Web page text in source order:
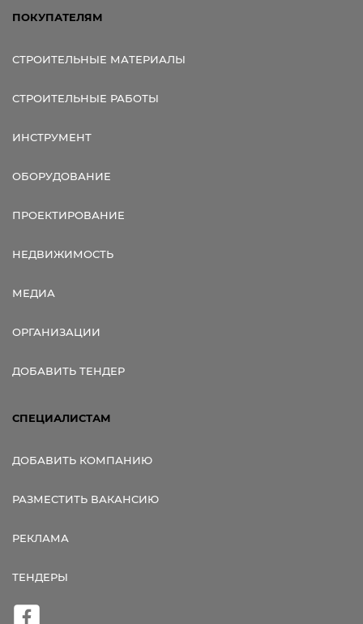
ПОКУПАТЕЛЯМ
СТРОИТЕЛЬНЫЕ МАТЕРИАЛЫ
СТРОИТЕЛЬНЫЕ РАБОТЫ
ИНСТРУМЕНТ
ОБОРУДОВАНИЕ
ПРОЕКТИРОВАНИЕ
НЕДВИЖИМОСТЬ
МЕДИА
ОРГАНИЗАЦИИ
ДОБАВИТЬ ТЕНДЕР
СПЕЦИАЛИСТАМ
ДОБАВИТЬ КОМПАНИЮ
РАЗМЕСТИТЬ ВАКАНСИЮ
РЕКЛАМА
ТЕНДЕРЫ